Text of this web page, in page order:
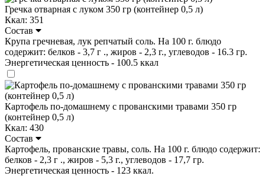
Гречка отварная с луком 350 гр (контейнер 0,5 л)
Ккал: 351
Состав
Крупа гречневая, лук репчатый соль. На 100 г. блюдо
содержит: белков - 3,7 г ., жиров - 2,3 г., углеводов - 16.3 гр.
Энергетическая ценность - 100.5 ккал
Картофель по-домашнему с прованскими травами 350 гр
(контейнер 0,5 л)
Ккал: 430
Состав
Картофель, прованские травы, соль. На 100 г. блюдо содержит:
белков - 2,3 г ., жиров - 5,3 г., углеводов - 17,7 гр.
Энергетическая ценность - 123 ккал.